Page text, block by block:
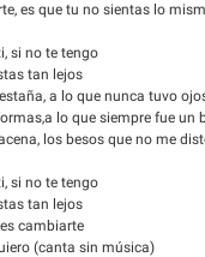
es que tu no sientas lo
si no te tengo
tan lejos
a lo que nunca tuvo
lo que siempre fue un
los besos que no me
si no te tengo
tan lejos
cambiarte
(canta sin música)